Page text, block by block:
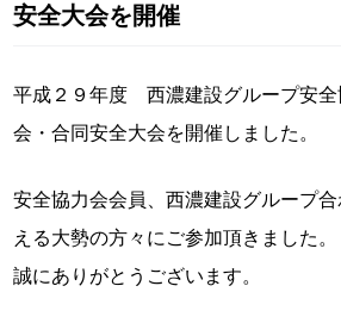
安全大会を開催
平成２９年度 西濃建設グループ安全
会・合同安全大会を開催しました。
安全協力会会員、西濃建設グループ
える大勢の方々にご参加頂きました。
誠にありがとうございます。